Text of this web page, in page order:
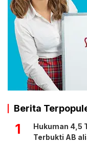
Berita
1
Hukuman 4,5
Terbukti AB